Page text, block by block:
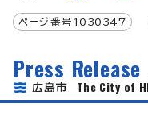
ページ番号 1030347
Press Release
広島市 The City of